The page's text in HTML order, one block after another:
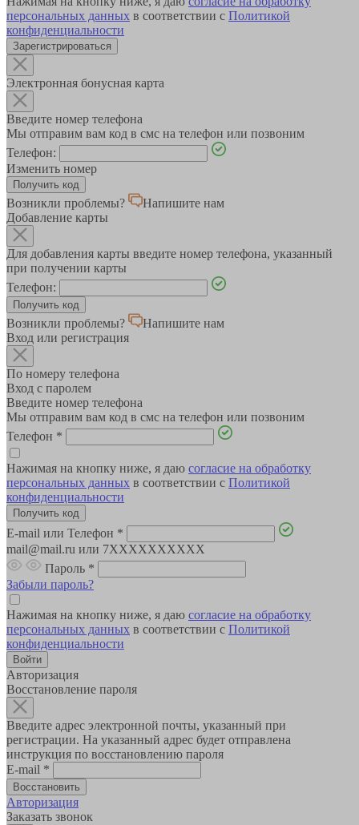
персональных данных в соответствии с Политикой
конфиденциальности
Зарегистрироваться
Электронная бонусная карта
Введите номер телефона
Мы отправим вам код в смс на телефон или позвоним
Телефон:
Изменить номер
Возникли проблемы?
Напишите нам
Добавление карты
Для добавления карты введите номер телефона, указанный
при получении карты
Телефон:
Возникли проблемы?
Напишите нам
Вход или регистрация
По номеру телефона
Вход с паролем
Введите номер телефона
Мы отправим вам код в смс на телефон или позвоним
Телефон *
Нажимая на кнопку ниже, я даю согласие на обработку
персональных данных в соответствии с Политикой
конфиденциальности
E-mail или Телефон *
mail@mail.ru или 7XXXXXXXXXX
Пароль *
Забыли пароль?
Нажимая на кнопку ниже, я даю согласие на обработку
персональных данных в соответствии с Политикой
конфиденциальности
Авторизация
Восстановление пароля
Введите адрес электронной почты, указанный при
регистрации. На указанный адрес будет отправлена
инструкция по восстановлению пароля
E-mail *
Авторизация
Заказать звонок